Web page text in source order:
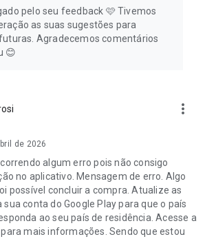
pelo seu feedback 🩷 Tivemos
as suas sugestões para
Agradecemos comentários
😊
more_vert
de 2026
algum erro pois não consigo
no aplicativo. Mensagem de erro. Algo
possível concluir a compra. Atualize as
conta do Google Play para que o país
ao seu país de residência. Acesse a
mais informações. Sendo que estou